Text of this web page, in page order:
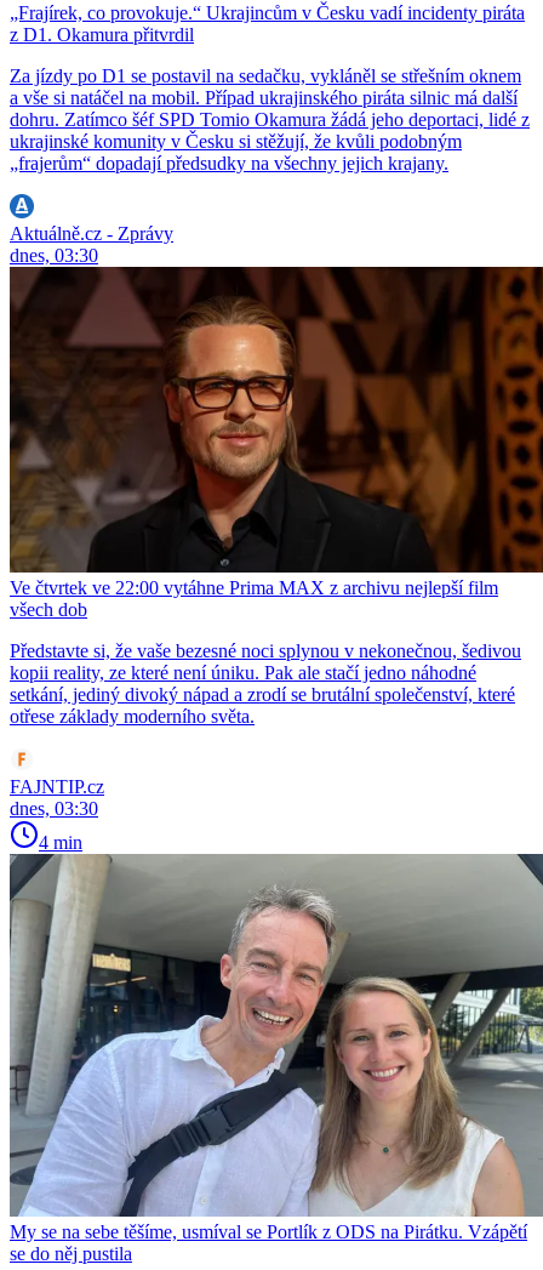
„Frajírek, co provokuje.“ Ukrajincům v Česku vadí incidenty piráta
z D1. Okamura přitvrdil
Za jízdy po D1 se postavil na sedačku, vykláněl se střešním oknem
a vše si natáčel na mobil. Případ ukrajinského piráta silnic má další
dohru. Zatímco šéf SPD Tomio Okamura žádá jeho deportaci, lidé z
ukrajinské komunity v Česku si stěžují, že kvůli podobným
„frajerům“ dopadají předsudky na všechny jejich krajany.
Aktuálně.cz - Zprávy
dnes, 03:30
Ve čtvrtek ve 22:00 vytáhne Prima MAX z archivu nejlepší film
všech dob
Představte si, že vaše bezesné noci splynou v nekonečnou, šedivou
kopii reality, ze které není úniku. Pak ale stačí jedno náhodné
setkání, jediný divoký nápad a zrodí se brutální společenství, které
otřese základy moderního světa.
FAJNTIP.cz
dnes, 03:30
4 min
My se na sebe těšíme, usmíval se Portlík z ODS na Pirátku. Vzápětí
se do něj pustila